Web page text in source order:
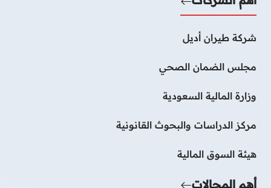
شركة طيران أديل
مجلس الضمان الصحي
وزارة المالية السعودية
مركز الدراسات والبحوث القانونية
هيئة السوق المالية
أهم المجالات